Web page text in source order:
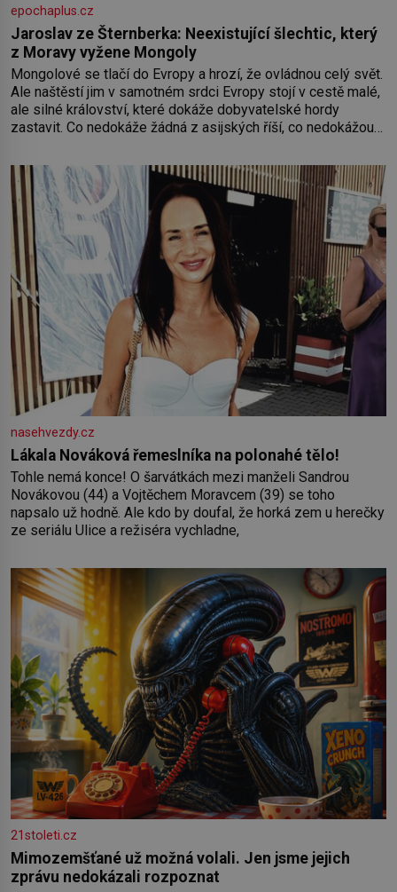
epochaplus.cz
Jaroslav ze Šternberka: Neexistující šlechtic, který
z Moravy vyžene Mongoly
Mongolové se tlačí do Evropy a hrozí, že ovládnou celý svět.
Ale naštěstí jim v samotném srdci Evropy stojí v cestě malé,
ale silné království, které dokáže dobyvatelské hordy
zastavit. Co nedokáže žádná z asijských říší, co nedokážou
od roku 1223 postupují podél Kaspického a Azovského
moře,
nasehvezdy.cz
Lákala Nováková řemeslníka na polonahé tělo!
Tohle nemá konce! O šarvátkách mezi manželi Sandrou
Novákovou (44) a Vojtěchem Moravcem (39) se toho
napsalo už hodně. Ale kdo by doufal, že horká zem u herečky
ze seriálu Ulice a režiséra vychladne,
21stoleti.cz
Mimozemšťané už možná volali. Jen jsme jejich
zprávu nedokázali rozpoznat